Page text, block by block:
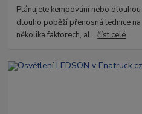
Plánujete kempování nebo
dlouho poběží přenosná lednice
několika faktorech, al...číst celé